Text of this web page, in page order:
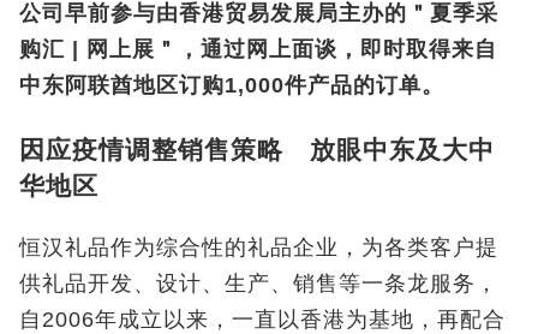
公司早前参与由香港贸易发展局主办的＂夏季采
购汇 | 网上展＂，通过网上面谈，即时取得来自
中东阿联酋地区订购1,000件产品的订单。
因应疫情调整销售策略 放眼中东及大中
华地区
恒汉礼品作为综合性的礼品企业，为各类客户提
供礼品开发、设计、生产、销售等一条龙服务，
自2006年成立以来，一直以香港为基地，再配合